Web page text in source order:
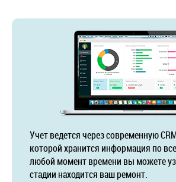
Учет ведется через современную
которой хранится информация по
любой момент времени вы можете
стадии находится ваш ремонт.